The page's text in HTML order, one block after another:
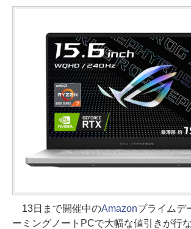
13日まで開催中のAmazonプライムデ
ーミングノートPCで大幅な値引きが行